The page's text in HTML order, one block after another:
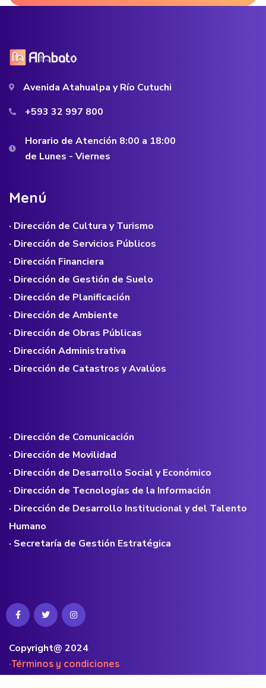
Avenida Atahualpa y Río Cutuchi
+593 32 997 800
Horario de Atención 8:00 a 18:00
de Lunes - Viernes
Menú
· Dirección de Cultura y Turismo
· Dirección de Servicios Públicos
· Dirección Financiera
· Dirección de Gestión de Suelo
· Dirección de Planificación
· Dirección de Ambiente
· Dirección de Obras Públicas
· Dirección Administrativa
· Dirección de Catastros y Avalúos
· Dirección de Comunicación
· Dirección de Movilidad
· Dirección de Desarrollo Social y Económico
· Dirección de Tecnologías de la Información
· Dirección de Desarrollo Institucional y del Talento
Humano
· Secretaría de Gestión Estratégica
Copyright@ 2024
·Términos y condiciones